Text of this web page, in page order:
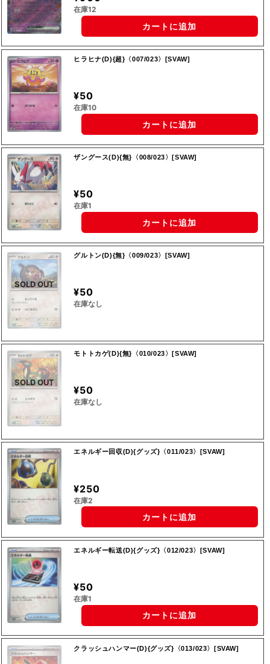
在庫12
カートに追加
ヒラヒナ(D){超}〈007/023〉[SVAW]
¥50
在庫10
カートに追加
ザングース(D){無}〈008/023〉[SVAW]
¥50
在庫1
カートに追加
SOLD OUT
グルトン(D){無}〈009/023〉[SVAW]
¥50
在庫なし
SOLD OUT
モトトカゲ(D){無}〈010/023〉[SVAW]
¥50
在庫なし
エネルギー回収(D){グッズ}〈011/023〉[SVAW]
¥250
在庫2
カートに追加
エネルギー転送(D){グッズ}〈012/023〉[SVAW]
¥50
在庫1
カートに追加
クラッシュハンマー(D){グッズ}〈013/023〉[SVAW]